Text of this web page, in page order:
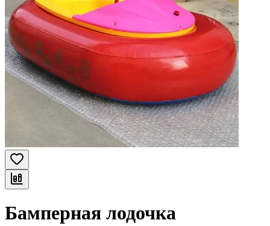
Бамперная лодочка